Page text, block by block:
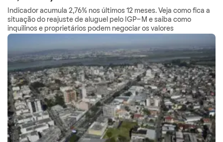
Indicador acumula 2,76% nos últimos 12 meses. Veja como fica a
situação do reajuste de aluguel pelo IGP-M e saiba como
inquilinos e proprietários podem negociar os valores